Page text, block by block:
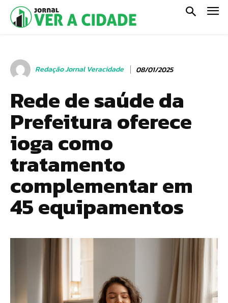
Redação Jornal Veracidade 08/01/2025
Rede de saúde da
Prefeitura oferece
ioga como
tratamento
complementar em
45 equipamentos